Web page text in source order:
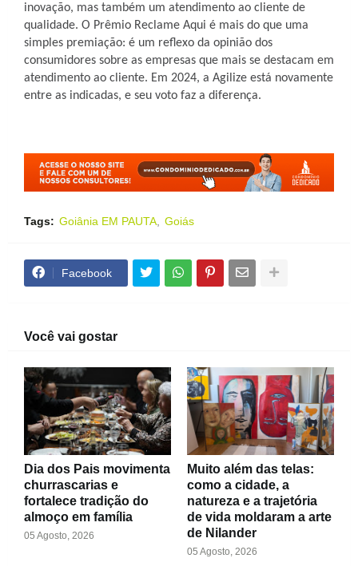
inovação, mas também um atendimento ao cliente de
qualidade. O Prêmio Reclame Aqui é mais do que uma
simples premiação: é um reflexo da opinião dos
consumidores sobre as empresas que mais se destacam em
atendimento ao cliente. Em 2024, a Agilize está novamente
entre as indicadas, e seu voto faz a diferença.
Tags: Goiânia EM PAUTA Goiás
Facebook
Você vai gostar
Dia dos Pais movimenta
churrascarias e
fortalece tradição do
almoço em família
05 Agosto, 2026
Muito além das telas:
como a cidade, a
natureza e a trajetória
de vida moldaram a arte
de Nilander
05 Agosto, 2026